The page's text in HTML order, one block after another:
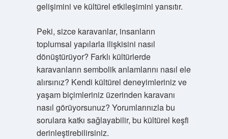
gelişimini ve kültürel etkileşimini yansıtır.
Peki, sizce karavanlar, insanların
toplumsal yapılarla ilişkisini nasıl
dönüştürüyor? Farklı kültürlerde
karavanların sembolik anlamlarını nasıl ele
alırsınız? Kendi kültürel deneyimleriniz ve
yaşam biçimleriniz üzerinden karavanı
nasıl görüyorsunuz? Yorumlarınızla bu
sorulara katkı sağlayabilir, bu kültürel keşfi
derinleştirebilirsiniz.